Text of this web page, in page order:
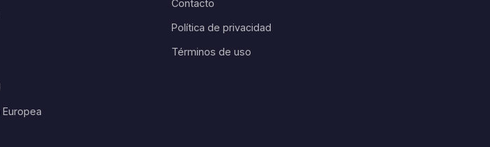
Contacto
Política de privacidad
Términos de uso